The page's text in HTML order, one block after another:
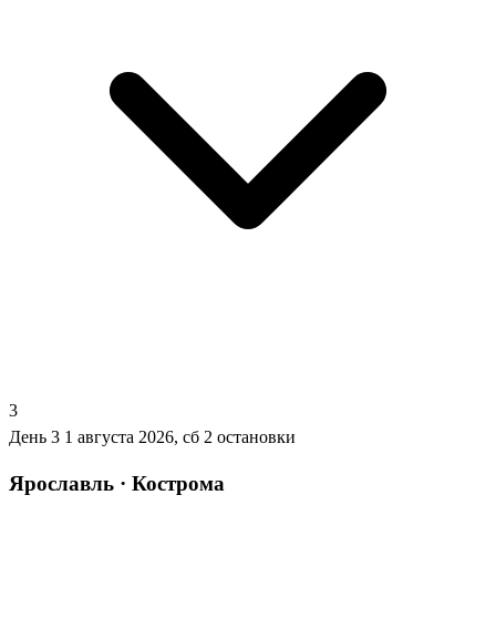
3
День 3 1 августа 2026, сб 2 остановки
Ярославль · Кострома